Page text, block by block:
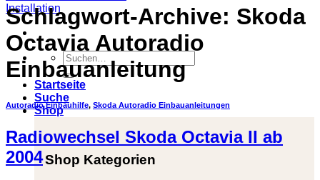
Suchen
nach:
Startseite
Suche
Shop
Shop Kategorien
Schlagwort-Archive: Skoda
Octavia Autoradio
Einbauanleitung
Autoradio Einbauhilfe, Skoda Autoradio Einbauanleitungen
Radiowechsel Skoda Octavia II ab
2004